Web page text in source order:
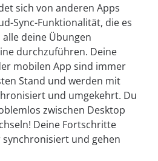
sich von anderen Apps
Sync-Funktionalität, die es
deine Übungen
durchzuführen. Deine
mobilen App sind immer
Stand und werden mit
und umgekehrt. Du
zwischen Desktop
Deine Fortschritte
und gehen